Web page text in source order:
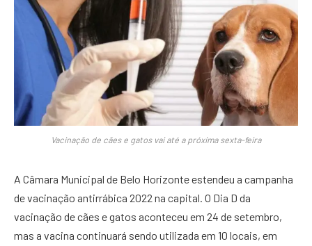
Vacinação de cães e gatos vai até a próxima sexta-feira
A Câmara Municipal de Belo Horizonte estendeu a campanha
de vacinação antirrábica 2022 na capital. O Dia D da
vacinação de cães e gatos aconteceu em 24 de setembro,
mas a vacina continuará sendo utilizada em 10 locais, em